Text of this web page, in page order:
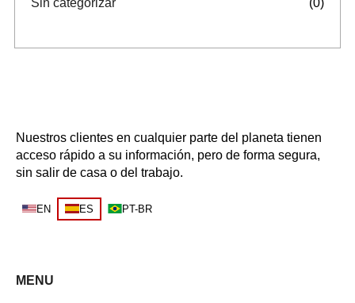
Nuestros clientes en cualquier parte del planeta tienen
acceso rápido a su información, pero de forma segura,
sin salir de casa o del trabajo.
EN ES PT-BR
MENU